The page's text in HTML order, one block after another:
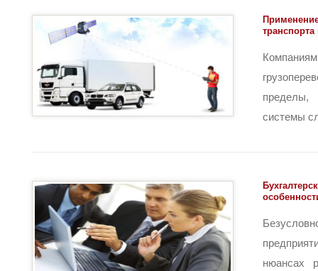
транспорта
системы
нюансах